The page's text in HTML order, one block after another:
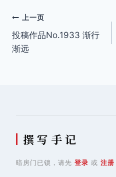
文
章
上一页
投稿作品No.1933 渐行
渐远
撰 写 手 记
暗房门已锁，请先 登录 或 注册